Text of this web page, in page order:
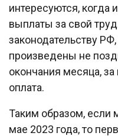
интересуются, когда
выплаты за свой
законодательству
произведены не
окончания месяца,
оплата.
Таким образом, если
мае 2023 года, то